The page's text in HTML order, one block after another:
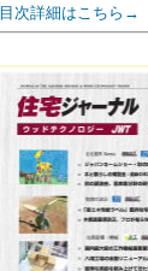
目次詳細はこちら→